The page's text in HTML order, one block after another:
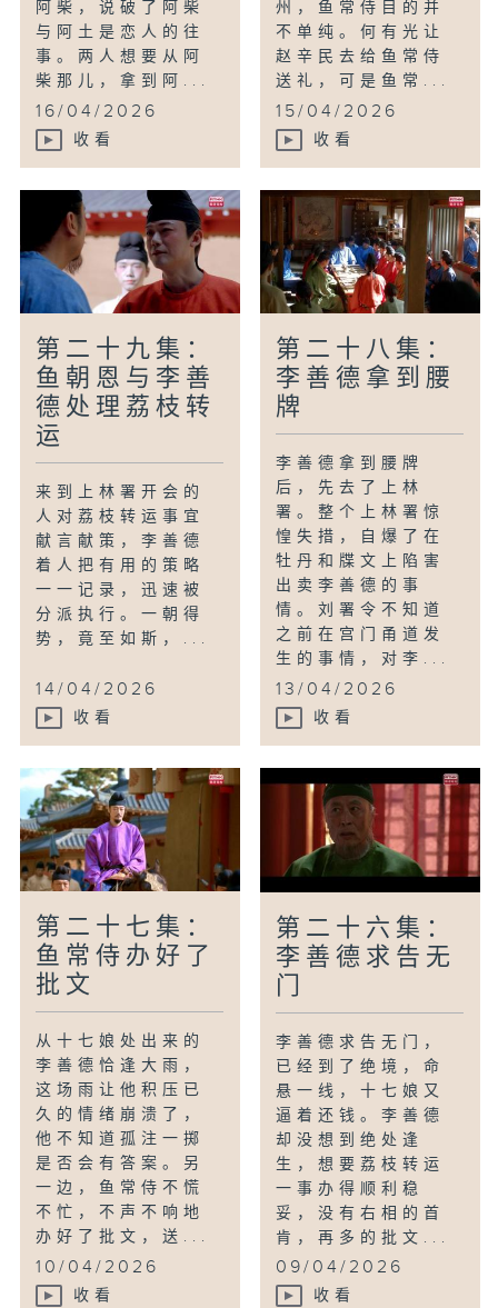
阿柴，说破了阿柴
与阿土是恋人的往
事。两人想要从阿
柴那儿，拿到阿...
16/04/2026
收看
州，鱼常侍目的并
不单纯。何有光让
赵辛民去给鱼常侍
送礼，可是鱼常...
15/04/2026
收看
第二十九集：
鱼朝恩与李善
德处理荔枝转
运
来到上林署开会的
人对荔枝转运事宜
献言献策，李善德
着人把有用的策略
一一记录，迅速被
分派执行。一朝得
势，竟至如斯，...
14/04/2026
收看
第二十八集：
李善德拿到腰
牌
李善德拿到腰牌
后，先去了上林
署。整个上林署惊
惶失措，自爆了在
牡丹和牒文上陷害
出卖李善德的事
情。刘署令不知道
之前在宫门甬道发
生的事情，对李...
13/04/2026
收看
第二十七集：
鱼常侍办好了
批文
从十七娘处出来的
李善德恰逢大雨，
这场雨让他积压已
久的情绪崩溃了，
他不知道孤注一掷
是否会有答案。另
一边，鱼常侍不慌
不忙，不声不响地
办好了批文，送...
10/04/2026
收看
第二十六集：
李善德求告无
门
李善德求告无门，
已经到了绝境，命
悬一线，十七娘又
逼着还钱。李善德
却没想到绝处逢
生，想要荔枝转运
一事办得顺利稳
妥，没有右相的首
肯，再多的批文...
09/04/2026
收看